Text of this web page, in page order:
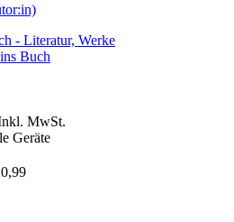
- Literatur, Werke
Buch
MwSt.
Geräte